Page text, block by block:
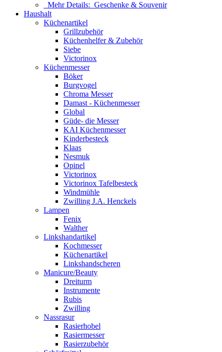
Mehr Details: Geschenke & Souvenir
Haushalt
Küchenartikel
Grillzubehör
Küchenhelfer & Zubehör
Siebe
Victorinox
Küchenmesser
Böker
Burgvogel
Chroma Messer
Damast - Küchenmesser
Global
Güde- die Messer
KAI Küchenmesser
Kinderbesteck
Klaas
Nesmuk
Opinel
Victorinox
Victorinox Tafelbesteck
Windmühle
Zwilling J.A. Henckels
Lampen
Fenix
Walther
Linkshandartikel
Kochmesser
Küchenartikel
Linkshandscheren
Manicure/Beauty
Dreiturm
Instrumente
Rubis
Zwilling
Nassrasur
Rasierhobel
Rasiermesser
Rasierzubehör